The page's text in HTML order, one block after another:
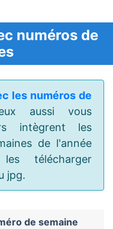
numéros de
les numéros de
aussi vous
intègrent les
de l'année
télécharger
jpg.
de semaine